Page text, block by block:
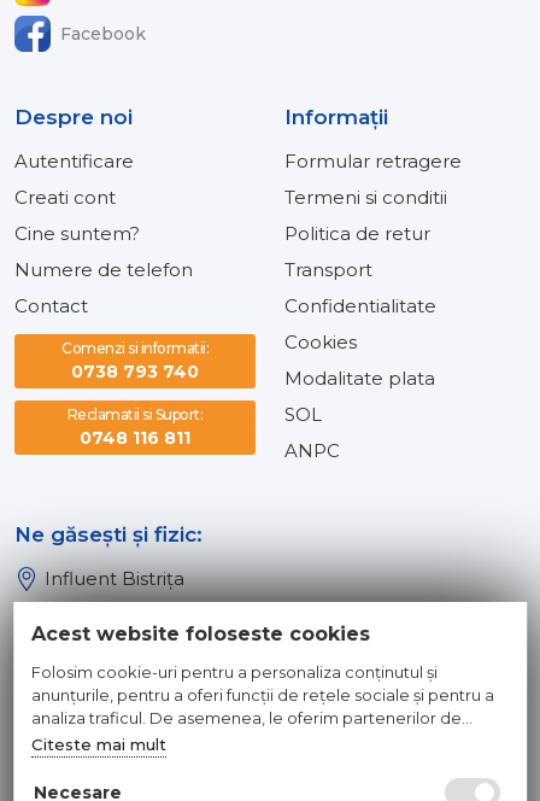
Facebook
Despre noi
Autentificare
Creati cont
Cine suntem?
Numere de telefon
Contact
Comenzi si informatii:
0738 793 740
Reclamatii si Suport:
0748 116 811
Informaţii
Formular retragere
Termeni si conditii
Politica de retur
Transport
Confidentialitate
Cookies
Modalitate plata
SOL
ANPC
Ne găsești și fizic:
Influent Bistrița
Influent Dej
© 2026 INFLUENT SRL
Toate preturile sunt exprimate in lei si includ tva. Ofertele sunt
Acest website foloseste cookies
Folosim cookie-uri pentru a personaliza conținutul și
anunțurile, pentru a oferi funcții de rețele sociale și pentru a
analiza traficul. De asemenea, le oferim partenerilor de
rețele sociale, de publicitate și de analize informații cu privire
la modul în care folosiți site-ul nostru. Aceștia le pot combina
cu alte informații oferite de dvs. sau culese în urma folosirii
Citeste mai mult
Necesare